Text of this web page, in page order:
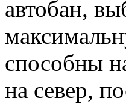
автобан,
способны
на север,